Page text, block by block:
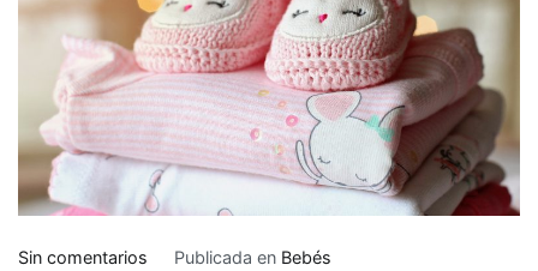
Sin comentarios Publicada en Bebés